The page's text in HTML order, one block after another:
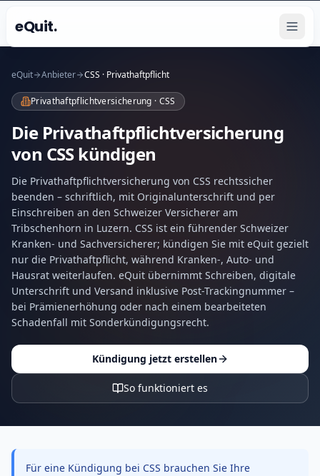
eQuit.
eQuit Anbieter CSS · Privathaftpflicht
Privathaftpflichtversicherung · CSS
Die Privathaftpflichtversicherung
von CSS kündigen
Die Privathaftpflichtversicherung von CSS rechtssicher
beenden – schriftlich, mit Originalunterschrift und per
Einschreiben an den Schweizer Versicherer am
Tribschenhorn in Luzern. CSS ist ein führender Schweizer
Kranken- und Sachversicherer; kündigen Sie mit eQuit gezielt
nur die Privathaftpflicht, während Kranken-, Auto- und
Hausrat weiterlaufen. eQuit übernimmt Schreiben, digitale
Unterschrift und Versand inklusive Post-Trackingnummer –
bei Prämienerhöhung oder nach einem bearbeiteten
Schadenfall mit Sonderkündigungsrecht.
Kündigung jetzt erstellen
So funktioniert es
Für eine Kündigung bei CSS brauchen Sie Ihre